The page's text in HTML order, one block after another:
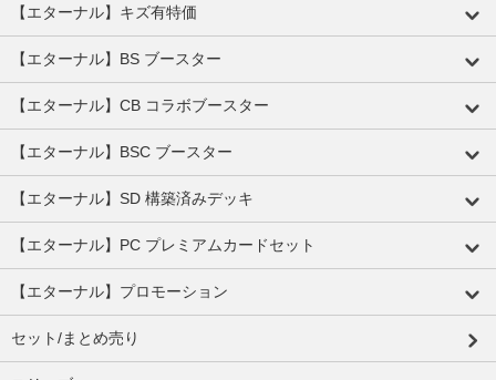
【エターナル】キズ有特価
【エターナル】BS ブースター
【エターナル】CB コラボブースター
【エターナル】BSC ブースター
【エターナル】SD 構築済みデッキ
【エターナル】PC プレミアムカードセット
【エターナル】プロモーション
セット/まとめ売り